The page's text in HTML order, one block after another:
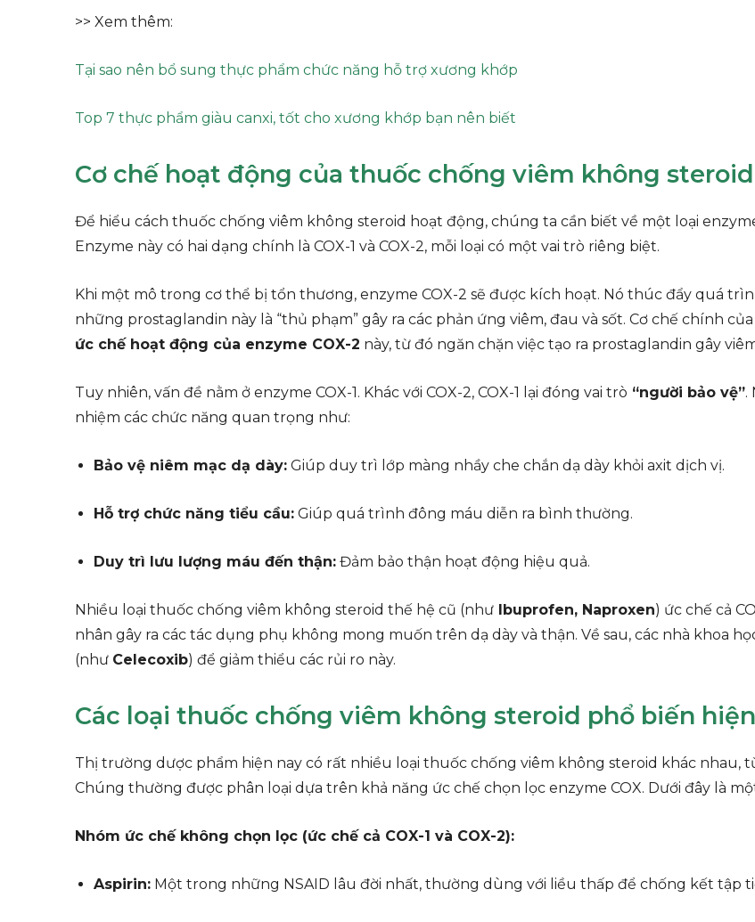
>> Xem thêm:
Tại sao nên bổ sung thực phẩm chức năng hỗ trợ xương khớp
Top 7 thực phẩm giàu canxi, tốt cho xương khớp bạn nên biết
Cơ chế hoạt động của thuốc chống viêm không steroid
Để hiểu cách thuốc chống viêm không steroid hoạt động, chúng ta cần biết về một loại
Enzyme này có hai dạng chính là COX-1 và COX-2, mỗi loại có một vai trò riêng biệt.
Khi một mô trong cơ thể bị tổn thương, enzyme COX-2 sẽ được kích hoạt. Nó thúc đẩy quá
những prostaglandin này là “thủ phạm” gây ra các phản ứng viêm, đau và sốt. Cơ chế chính
ức chế hoạt động của enzyme COX-2 này, từ đó ngăn chặn việc tạo ra prostaglandin gây
Tuy nhiên, vấn đề nằm ở enzyme COX-1. Khác với COX-2, COX-1 lại đóng vai trò “người bảo vệ”.
nhiệm các chức năng quan trọng như:
Bảo vệ niêm mạc dạ dày: Giúp duy trì lớp màng nhầy che chắn dạ dày khỏi axit dịch vị.
Hỗ trợ chức năng tiểu cầu: Giúp quá trình đông máu diễn ra bình thường.
Duy trì lưu lượng máu đến thận: Đảm bảo thận hoạt động hiệu quả.
Nhiều loại thuốc chống viêm không steroid thế hệ cũ (như Ibuprofen, Naproxen) ức chế cả
nhân gây ra các tác dụng phụ không mong muốn trên dạ dày và thận. Về sau, các nhà khoa
(như Celecoxib) để giảm thiểu các rủi ro này.
Các loại thuốc chống viêm không steroid phổ biến
Thị trường dược phẩm hiện nay có rất nhiều loại thuốc chống viêm không steroid khác nhau,
Chúng thường được phân loại dựa trên khả năng ức chế chọn lọc enzyme COX. Dưới đây là
Nhóm ức chế không chọn lọc (ức chế cả COX-1 và COX-2):
Aspirin: Một trong những NSAID lâu đời nhất, thường dùng với liều thấp để chống kết tập